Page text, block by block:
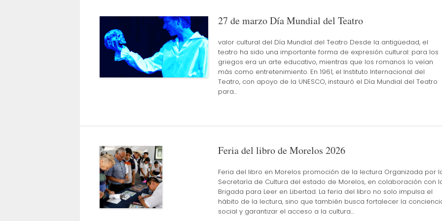
27 de marzo Día Mundial del Teatro
valor cultural del Día Mundial del Teatro Desde la antigüedad, el
teatro ha sido una importante forma de expresión cultural: para los
griegos era un arte educativo, mientras que los romanos lo veían
más como entretenimiento. En 1961, el Instituto Internacional del
Teatro, con apoyo de la UNESCO, instauró el Día Mundial del Teatro
para…
Feria del libro de Morelos 2026
Feria del libro en Morelos promoción de la lectura Organizada por
Secretaría de Cultura del estado de Morelos, en colaboración con
Brigada para Leer en Libertad. La feria del libro no solo impulsa el
hábito de la lectura, sino que también busca fortalecer la
social y garantizar el acceso a la cultura…